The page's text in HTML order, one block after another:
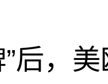
”后，